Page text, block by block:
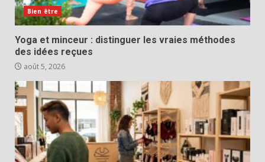
Bien être
Yoga et minceur : distinguer les vraies méthodes
des idées reçues
août 5, 2026